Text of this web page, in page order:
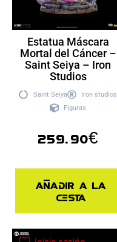
Estatua Máscara
Mortal del Cáncer –
Saint Seiya – Iron
Studios
Saint Seiya
Iron studios
Figuras
259.90€
Añadir a la
cesta